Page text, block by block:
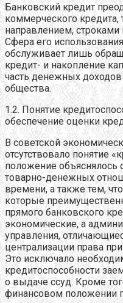
Банковский кредит
коммерческого кредита,
направлением,
Сфера его
обслуживает лишь
кредит- и накопление
часть денежных
общества.
1.2. Понятие
обеспечение оценки
В советской
отсутствовало понятие
положение объяснялось
товарно-денежных
времени, а также тем,
которые
прямого банковского
экономические, а
управления,
централизации права
Это исключало
кредитоспособности
о выдаче ссуд. Кроме
финансовом положении